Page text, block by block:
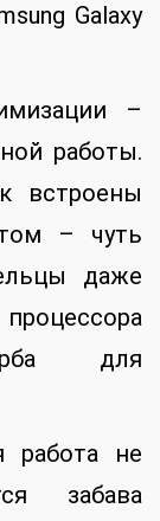
Galaxy
–
работы.
встроены
– чуть
даже
для
работа не
забава